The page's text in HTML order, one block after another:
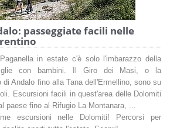
passeggiate facili nelle
in estate c'è solo l'imbarazzo della
con bambini. Il Giro dei Masi, o la
di Andalo fino alla Tana dell'Ermellino, sono su
Escursioni facili in quest'area delle Dolomiti
paese fino al Rifugio La Montanara, ...
escursioni nelle Dolomiti! Percorsi per